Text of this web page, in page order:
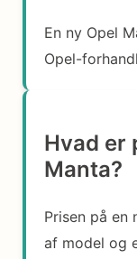
En ny Opel
Opel-
Hvad er
Manta?
Prisen på
af model og